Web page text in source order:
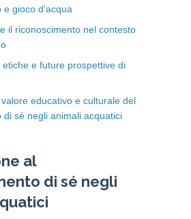
gioco d’acqua
il riconoscimento nel contesto
e future prospettive di
educativo e culturale del
di sé negli animali acquatici
al
di sé negli